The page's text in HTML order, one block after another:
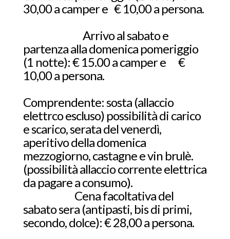
30,00 a camper e € 10,00 a persona.
Arrivo al sabato e
partenza alla domenica pomeriggio
(1 notte): € 15.00 a camper e €
10,00 a persona.
Comprendente: sosta (allaccio
elettrco escluso) possibilità di carico
e scarico, serata del venerdì,
aperitivo della domenica
mezzogiorno, castagne e vin brulè.
(possibilità allaccio corrente elettrica
da pagare a consumo).
Cena facoltativa del
sabato sera (antipasti, bis di primi,
secondo, dolce): € 28,00 a persona.